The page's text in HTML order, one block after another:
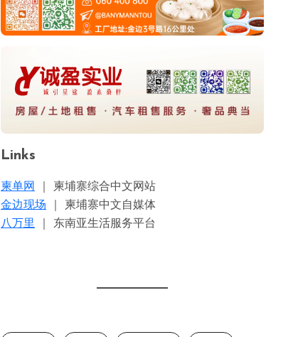
Links
柬单网
｜ 柬埔寨综合中文网站
金边现场 ｜ 柬埔寨中文自媒体
八万里
｜ 东南亚生活服务平台